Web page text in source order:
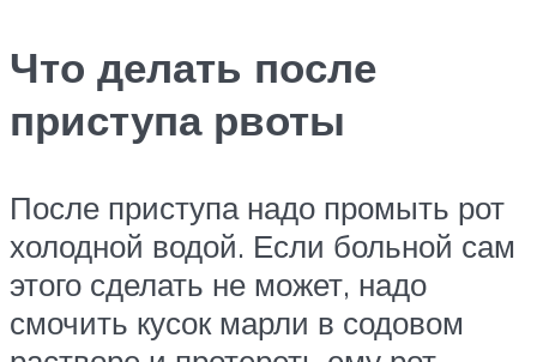
Что делать после
приступа рвоты
После приступа надо промыть рот
холодной водой. Если больной сам
этого сделать не может, надо
смочить кусок марли в содовом